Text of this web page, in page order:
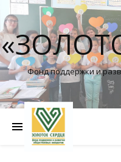
Фонд поддержки и